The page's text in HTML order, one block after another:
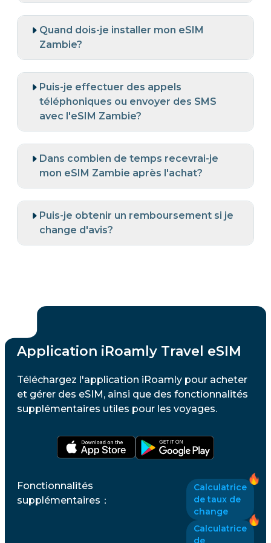
Quand dois-je installer mon eSIM
Zambie?
Puis-je effectuer des appels
téléphoniques ou envoyer des SMS
avec l'eSIM Zambie?
Dans combien de temps recevrai-je
mon eSIM Zambie après l'achat?
Puis-je obtenir un remboursement si je
change d'avis?
Application iRoamly Travel eSIM
Téléchargez l'application iRoamly pour acheter
et gérer des eSIM, ainsi que des fonctionnalités
supplémentaires utiles pour les voyages.
Fonctionnalités
supplémentaires ：
Calculatrice
de taux de
change
Calculatrice
de